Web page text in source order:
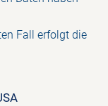
Fall erfolgt die